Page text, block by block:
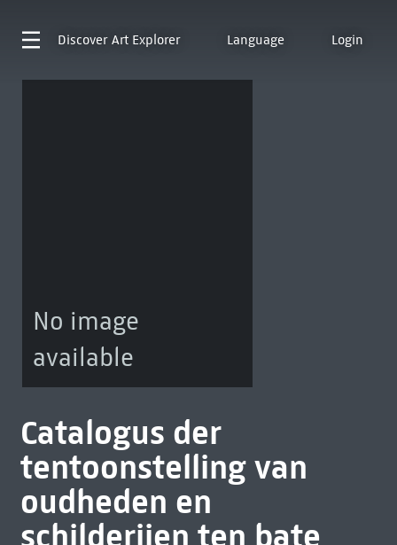
Discover Art Explorer Language Login
No image
available
Catalogus der
tentoonstelling van
oudheden en
schilderijen ten bate